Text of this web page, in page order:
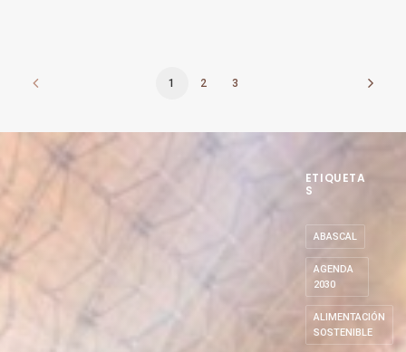
1 2 3
ETIQUETA
S
ABASCAL
AGENDA
2030
ALIMENTACIÓN
SOSTENIBLE